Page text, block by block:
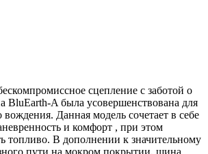
сцепление с заботой о
BluEarth-A была усовершенствована для
вождения. Данная модель сочетает в себе
и комфорт , при этом
топливо. В дополнении к значительному
пути на мокром покрытии, шина